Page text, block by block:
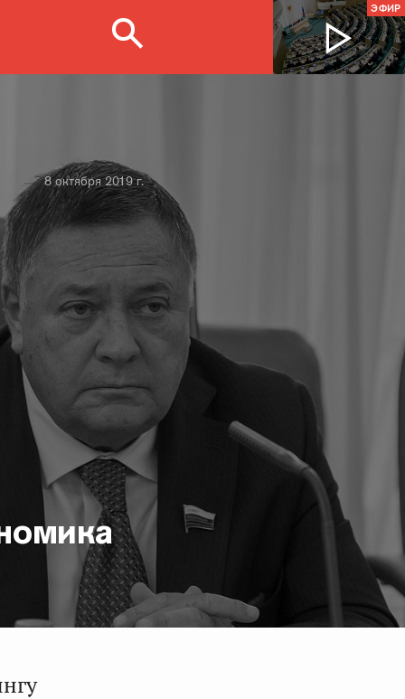
ЭФИР
8 октября 2019 г.